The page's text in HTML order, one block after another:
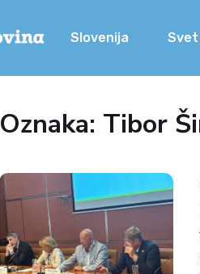
Slovenija Svet
Oznaka: Tibor